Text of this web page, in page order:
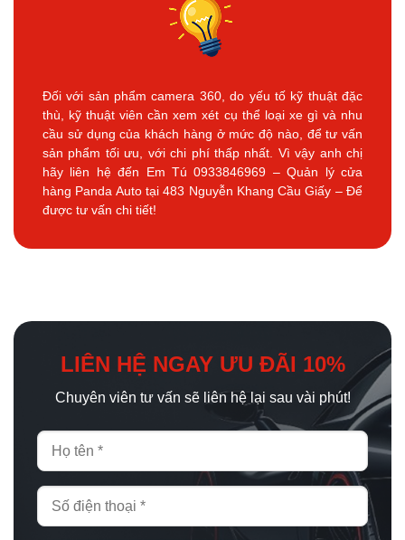
Đối với sản phẩm camera 360, do yếu tố kỹ thuật đặc
thù, kỹ thuật viên cần xem xét cụ thể loại xe gì và nhu
cầu sử dụng của khách hàng ở mức độ nào, để tư vấn
sản phẩm tối ưu, với chi phí thấp nhất. Vì vậy anh chị
hãy liên hệ đến Em Tú 0933846969 – Quản lý cửa
hàng Panda Auto tại 483 Nguyễn Khang Cầu Giấy – Để
được tư vấn chi tiết!
LIÊN HỆ NGAY ƯU ĐÃI 10%
Chuyên viên tư vấn sẽ liên hệ lại sau vài phút!